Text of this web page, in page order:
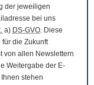
der jeweiligen
adresse bei uns
a) DS-GVO. Diese
die Zukunft
von allen Newslettern
Weitergabe der E-
stehen